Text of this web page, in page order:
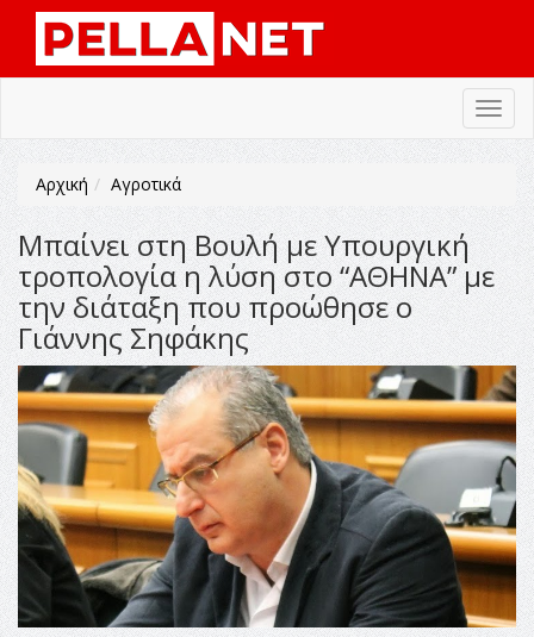
Αρχική Αγροτικά
Μπαίνει στη Βουλή με Υπουργική
τροπολογία η λύση στο “ΑΘΗΝΑ” με
την διάταξη που προώθησε ο
Γιάννης Σηφάκης